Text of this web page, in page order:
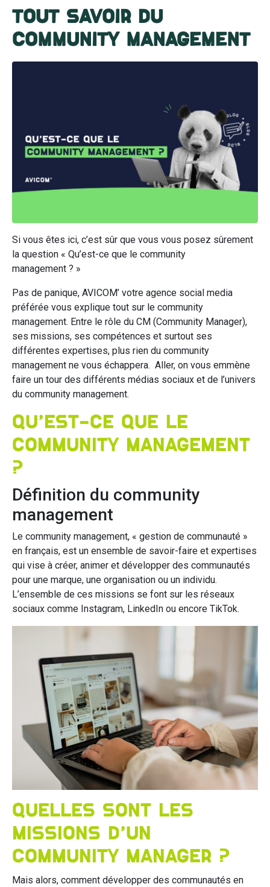
Tout savoir du
community management
Si vous êtes ici, c’est sûr que vous vous posez sûrement
la question « Qu’est-ce que le community
management ? »
Pas de panique, AVICOM’ votre agence social media
préférée vous explique tout sur le community
management. Entre le rôle du CM (Community Manager),
ses missions, ses compétences et surtout ses
différentes expertises, plus rien du community
management ne vous échappera. Aller, on vous emmène
faire un tour des différents médias sociaux et de l’univers
du community management.
Qu’est-ce que le
community management
?
Définition du community
management
Le community management, « gestion de communauté »
en français, est un ensemble de savoir-faire et expertises
qui vise à créer, animer et développer des communautés
pour une marque, une organisation ou un individu.
L’ensemble de ces missions se font sur les réseaux
sociaux comme Instagram, LinkedIn ou encore TikTok.
Quelles sont les
missions d’un
community manager ?
Mais alors, comment développer des communautés en